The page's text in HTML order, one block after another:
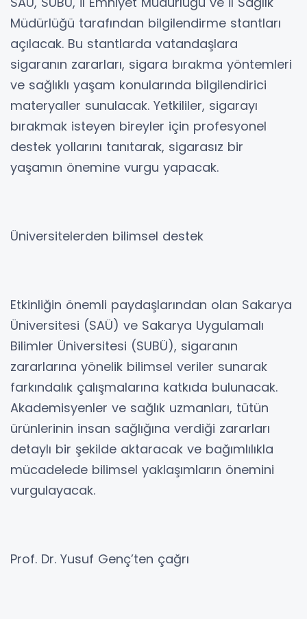
Müdürlüğü tarafından bilgilendirme stantları
açılacak. Bu stantlarda vatandaşlara
sigaranın zararları, sigara bırakma yöntemleri
ve sağlıklı yaşam konularında bilgilendirici
materyaller sunulacak. Yetkililer, sigarayı
bırakmak isteyen bireyler için profesyonel
destek yollarını tanıtarak, sigarasız bir
yaşamın önemine vurgu yapacak.
Üniversitelerden bilimsel destek
Etkinliğin önemli paydaşlarından olan Sakarya
Üniversitesi (SAÜ) ve Sakarya Uygulamalı
Bilimler Üniversitesi (SUBÜ), sigaranın
zararlarına yönelik bilimsel veriler sunarak
farkındalık çalışmalarına katkıda bulunacak.
Akademisyenler ve sağlık uzmanları, tütün
ürünlerinin insan sağlığına verdiği zararları
detaylı bir şekilde aktaracak ve bağımlılıkla
mücadelede bilimsel yaklaşımların önemini
vurgulayacak.
Prof. Dr. Yusuf Genç’ten çağrı